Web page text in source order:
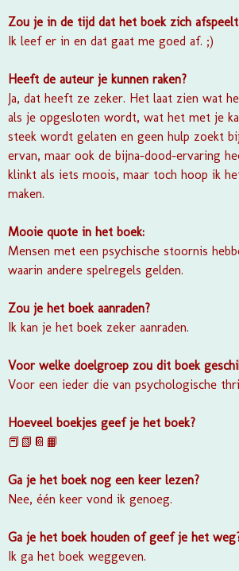
Zou je in de tijd dat het boek zich afspeelt
Ik leef er in en dat gaat me goed af. ;)
Heeft de auteur je kunnen raken?
Ja, dat heeft ze zeker. Het laat zien wat
als je opgesloten wordt, wat het met je
steek wordt gelaten en geen hulp zoekt
ervan, maar ook de bijna-dood-ervaring
klinkt als iets moois, maar toch hoop ik
maken.
Mooie quote in het boek:
Mensen met een psychische stoornis
waarin andere spelregels gelden.
Zou je het boek aanraden?
Ik kan je het boek zeker aanraden.
Voor welke doelgroep zou dit boek
Voor een ieder die van psychologische
Hoeveel boekjes geef je het boek?
📕📗📔📙
Ga je het boek nog een keer lezen?
Nee, één keer vond ik genoeg.
Ga je het boek houden of geef je het
Ik ga het boek weggeven.